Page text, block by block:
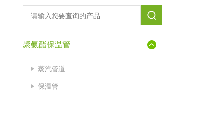
聚氨酯保温管
蒸汽管道
保温管